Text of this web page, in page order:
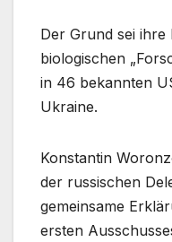
Der Grund sei ihre
biologischen
in 46 bekannten
Ukraine.
Konstantin
der russischen
gemeinsame
ersten